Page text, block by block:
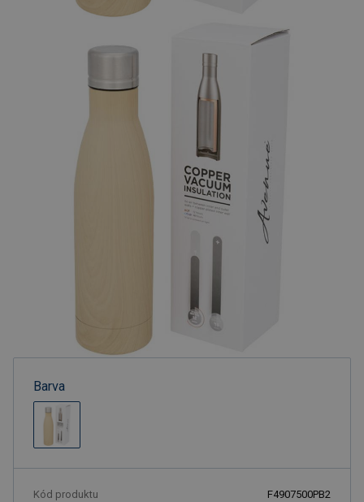
Barva
Kód produktu F4907500PB2